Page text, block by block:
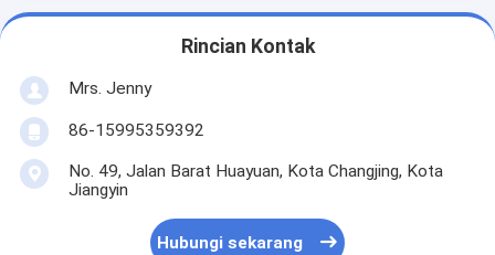
Rincian Kontak
Mrs. Jenny
86-15995359392
No. 49, Jalan Barat Huayuan, Kota Changjing, Kota
Jiangyin
Hubungi sekarang